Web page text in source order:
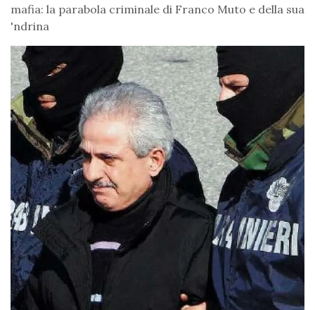
mafia: la parabola criminale di Franco Muto e della sua
'ndrina